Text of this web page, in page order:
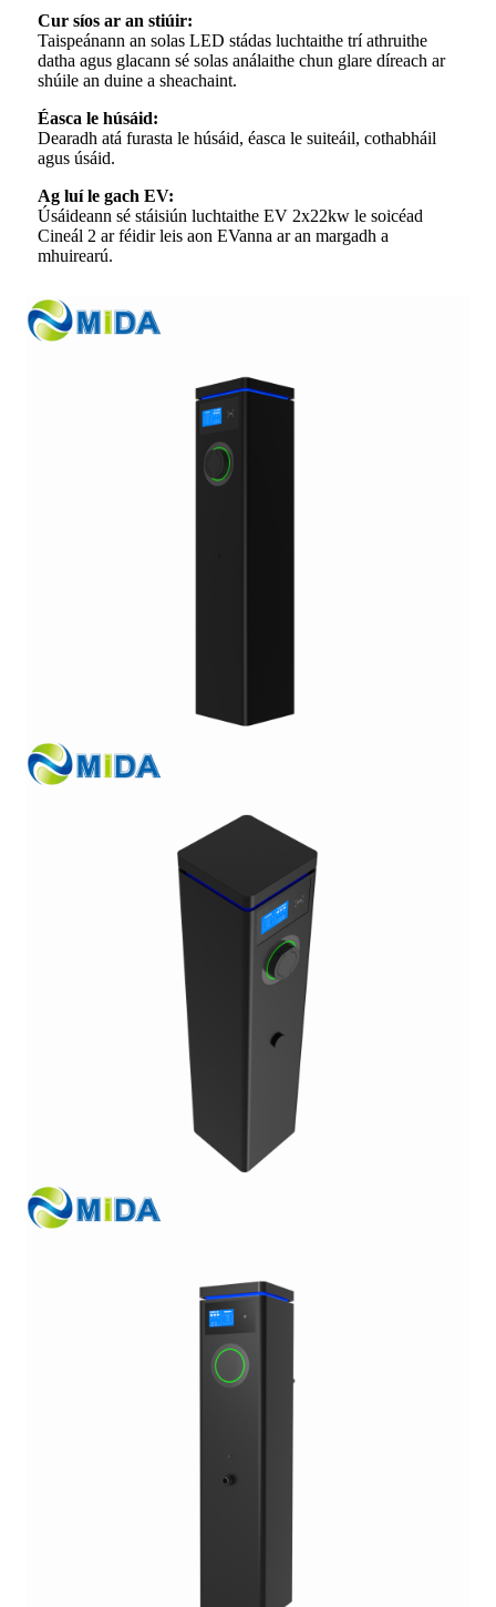
Cur síos ar an stiúir:
Taispeánann an solas LED stádas luchtaithe trí athruithe
datha agus glacann sé solas análaithe chun glare díreach ar
shúile an duine a sheachaint.
Éasca le húsáid:
Dearadh atá furasta le húsáid, éasca le suiteáil, cothabháil
agus úsáid.
Ag luí le gach EV:
Úsáideann sé stáisiún luchtaithe EV 2x22kw le soicéad
Cineál 2 ar féidir leis aon EVanna ar an margadh a
mhuirearú.